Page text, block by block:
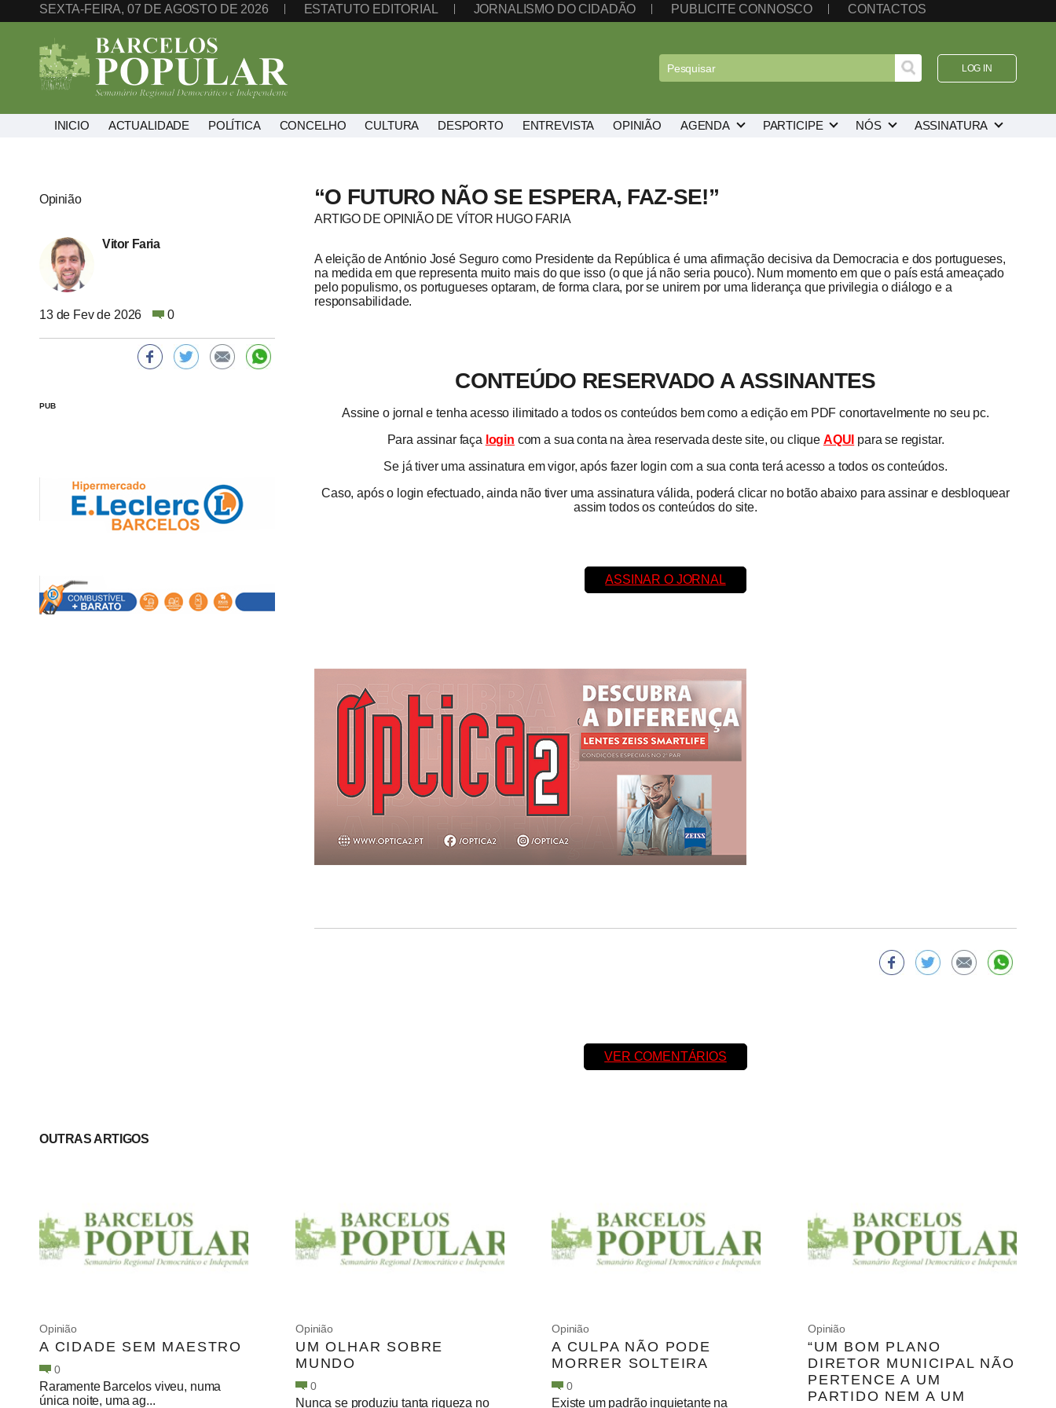
SEXTA-FEIRA, 07 DE AGOSTO DE 2026 ESTATUTO EDITORIAL JORNALISMO DO CIDADÃO PUBLICITE CONNOSCO CONTACTOS
LOG IN
INICIO ACTUALIDADE POLÍTICA CONCELHO CULTURA DESPORTO ENTREVISTA
OPINIÃO
“O FUTURO NÃO SE ESPERA, FAZ-SE!”
ARTIGO DE OPINIÃO DE VÍTOR HUGO FARIA
A eleição de António José Seguro como Presidente da República é uma afirmação decisiva da Democracia e dos portugueses,
na medida em que representa muito mais do que isso (o que já não seria pouco). Num momento em que o país está ameaçado
pelo populismo, os portugueses optaram, de forma clara, por se unirem por uma liderança que privilegia o diálogo e a
responsabilidade.
CONTEÚDO RESERVADO A ASSINANTES
Assine o jornal e tenha acesso ilimitado a todos os conteúdos bem como a edição em PDF conortavelmente no seu pc.
Para assinar faça login com a sua conta na àrea reservada deste site, ou clique AQUI para se registar.
Se já tiver uma assinatura em vigor, após fazer login com a sua conta terá acesso a todos os conteúdos.
Caso, após o login efectuado, ainda não tiver uma assinatura válida, poderá clicar no botão abaixo para assinar e desbloquear
assim todos os conteúdos do site.
ASSINAR O JORNAL
VER COMENTÁRIOS
Opinião
Vitor Faria
13 de Fev de 2026 0
PUB
OUTRAS ARTIGOS
Opinião
A CIDADE SEM MAESTRO
0
Raramente Barcelos viveu, numa
única noite, uma ag...
Opinião
UM OLHAR SOBRE
MUNDO
0
Nunca se produziu tanta riqueza no
Opinião
A CULPA NÃO PODE
MORRER SOLTEIRA
0
Existe um padrão inquietante na
Opinião
“UM BOM PLANO
DIRETOR MUNICIPAL NÃO
PERTENCE A UM
PARTIDO NEM A UM